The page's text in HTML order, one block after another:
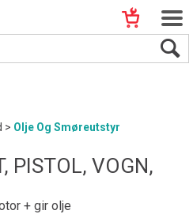
>Olje Og Smøreutstyr
PISTOL, VOGN,
+ gir olje